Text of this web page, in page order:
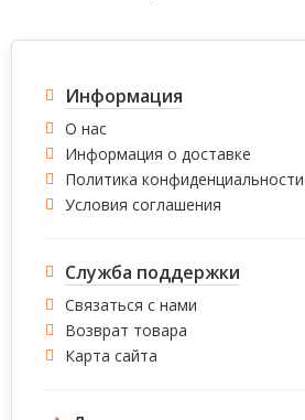
Информация
О нас
Информация о доставке
Политика конфиденциальности
Условия соглашения
Служба поддержки
Связаться с нами
Возврат товара
Карта сайта